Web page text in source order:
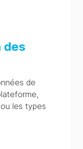
des
de
les types